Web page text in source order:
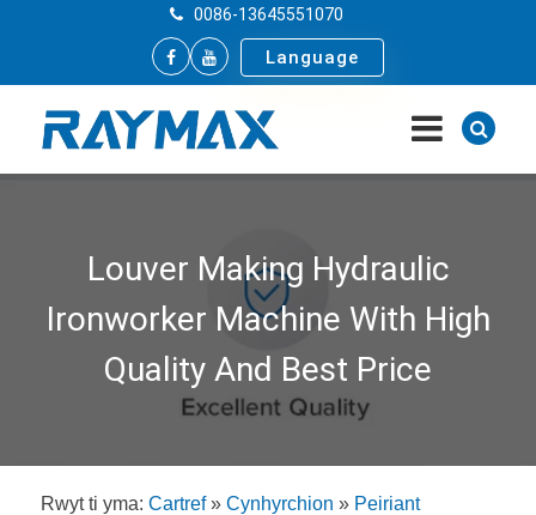
0086-13645551070
Language
Louver Making Hydraulic
Ironworker Machine With High
Quality And Best Price
Rwyt ti yma: Cartref» Cynhyrchion » Peiriant